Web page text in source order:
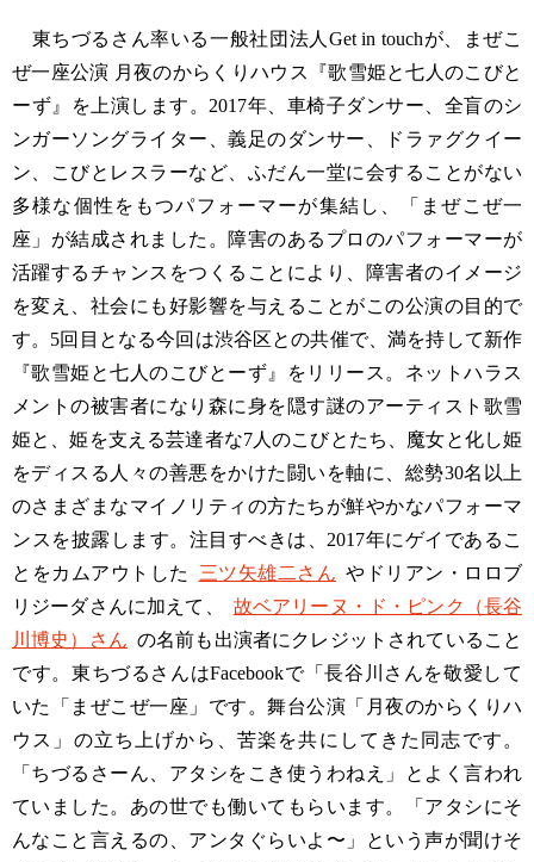
東ちづるさん率いる一般社団法人Get in touchが、まぜこ
ぜ一座公演 月夜のからくりハウス『歌雪姫と七人のこびと
ーず』を上演します。2017年、車椅子ダンサー、全盲のシ
ンガーソングライター、義足のダンサー、ドラァグクイー
ン、こびとレスラーなど、ふだん一堂に会することがない
多様な個性をもつパフォーマーが集結し、「まぜこぜ一
座」が結成されました。障害のあるプロのパフォーマーが
活躍するチャンスをつくることにより、障害者のイメージ
を変え、社会にも好影響を与えることがこの公演の目的で
す。5回目となる今回は渋谷区との共催で、満を持して新作
『歌雪姫と七人のこびとーず』をリリース。ネットハラス
メントの被害者になり森に身を隠す謎のアーティスト歌雪
姫と、姫を支える芸達者な7人のこびとたち、魔女と化し姫
をディスる人々の善悪をかけた闘いを軸に、総勢30名以上
のさまざまなマイノリティの方たちが鮮やかなパフォーマ
ンスを披露します。注目すべきは、2017年にゲイであるこ
とをカムアウトした
三ツ矢雄二さん やドリアン・ロロブ
リジーダさんに加えて、
故ベアリーヌ・ド・ピンク（長谷
川博史）さん の名前も出演者にクレジットされていること
です。東ちづるさんはFacebookで「長谷川さんを敬愛して
いた「まぜこぜ一座」です。舞台公演「月夜のからくりハ
ウス」の立ち上げから、苦楽を共にしてきた同志です。
「ちづるさーん、アタシをこき使うわねえ」とよく言われ
ていました。あの世でも働いてもらいます。「アタシにそ
んなこと言えるの、アンタぐらいよ〜」という声が聞けそ